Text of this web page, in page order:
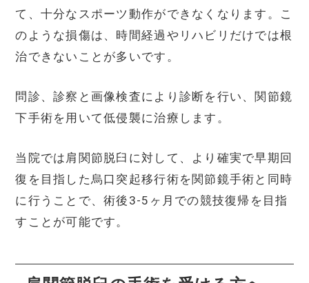
て、十分なスポーツ動作ができなくなります。こ
のような損傷は、時間経過やリハビリだけでは根
治できないことが多いです。
問診、診察と画像検査により診断を行い、関節鏡
下手術を用いて低侵襲に治療します。
当院では肩関節脱臼に対して、より確実で早期回
復を目指した烏口突起移行術を関節鏡手術と同時
に行うことで、術後3-5ヶ月での競技復帰を目指
すことが可能です。